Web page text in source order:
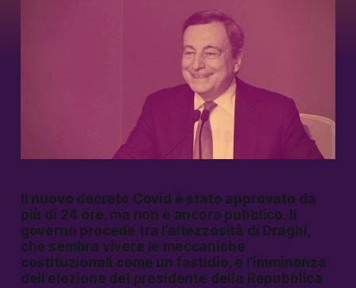
Il nuovo decreto Covid è stato approvato da
più di 24 ore, ma non è ancora pubblico. Il
governo procede tra l’altezzosità di Draghi,
che sembra vivere le meccaniche
costituzionali come un fastidio, e l’imminenza
dell’elezione del presidente della Repubblica